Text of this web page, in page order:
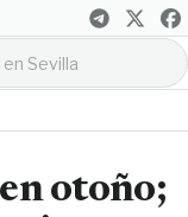
otoño;